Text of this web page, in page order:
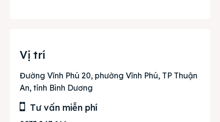
Vị trí
Đường Vĩnh Phú 20, phường Vĩnh Phú, TP Thuận
An, tỉnh Bình Dương
Tư vấn miễn phí